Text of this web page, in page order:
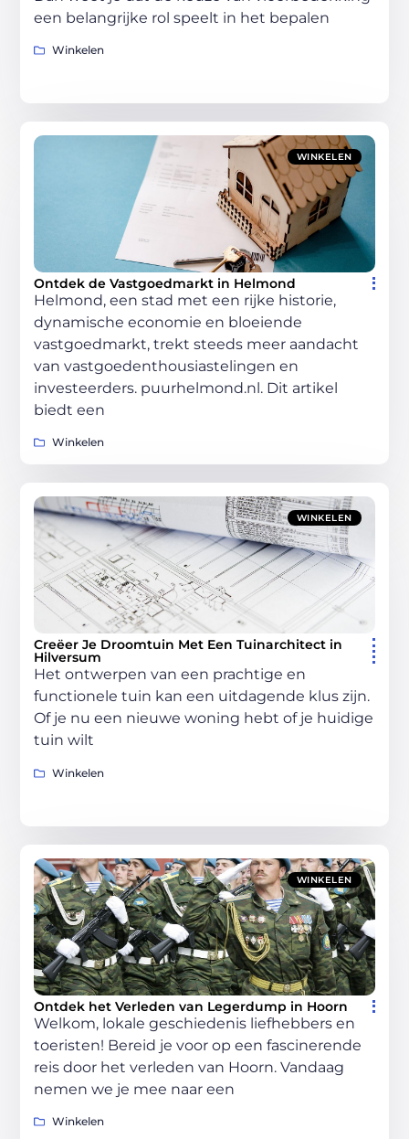
een belangrijke rol speelt in het bepalen
Winkelen
WINKELEN
Ontdek de Vastgoedmarkt in Helmond
Helmond, een stad met een rijke historie,
dynamische economie en bloeiende
vastgoedmarkt, trekt steeds meer aandacht
van vastgoedenthousiastelingen en
investeerders. puurhelmond.nl. Dit artikel
biedt een
Winkelen
WINKELEN
Creëer Je Droomtuin Met Een Tuinarchitect in
Hilversum
Het ontwerpen van een prachtige en
functionele tuin kan een uitdagende klus zijn.
Of je nu een nieuwe woning hebt of je huidige
tuin wilt
Winkelen
WINKELEN
Ontdek het Verleden van Legerdump in Hoorn
Welkom, lokale geschiedenis liefhebbers en
toeristen! Bereid je voor op een fascinerende
reis door het verleden van Hoorn. Vandaag
nemen we je mee naar een
Winkelen